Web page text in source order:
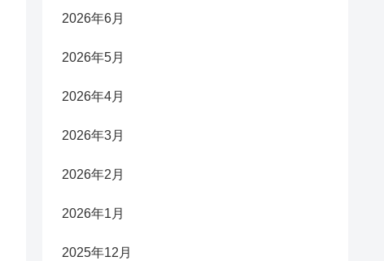
2026年6月
2026年5月
2026年4月
2026年3月
2026年2月
2026年1月
2025年12月